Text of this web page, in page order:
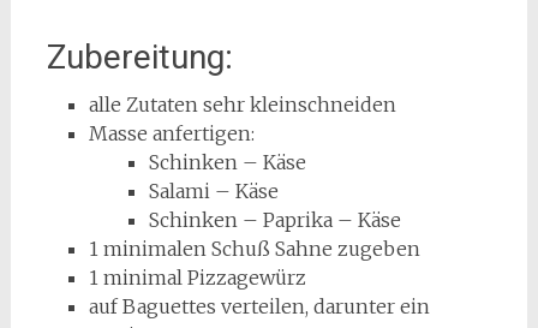
Zubereitung:
alle Zutaten sehr kleinschneiden
Masse anfertigen:
Schinken – Käse
Salami – Käse
Schinken – Paprika – Käse
1 minimalen Schuß Sahne zugeben
1 minimal Pizzagewürz
auf Baguettes verteilen, darunter ein